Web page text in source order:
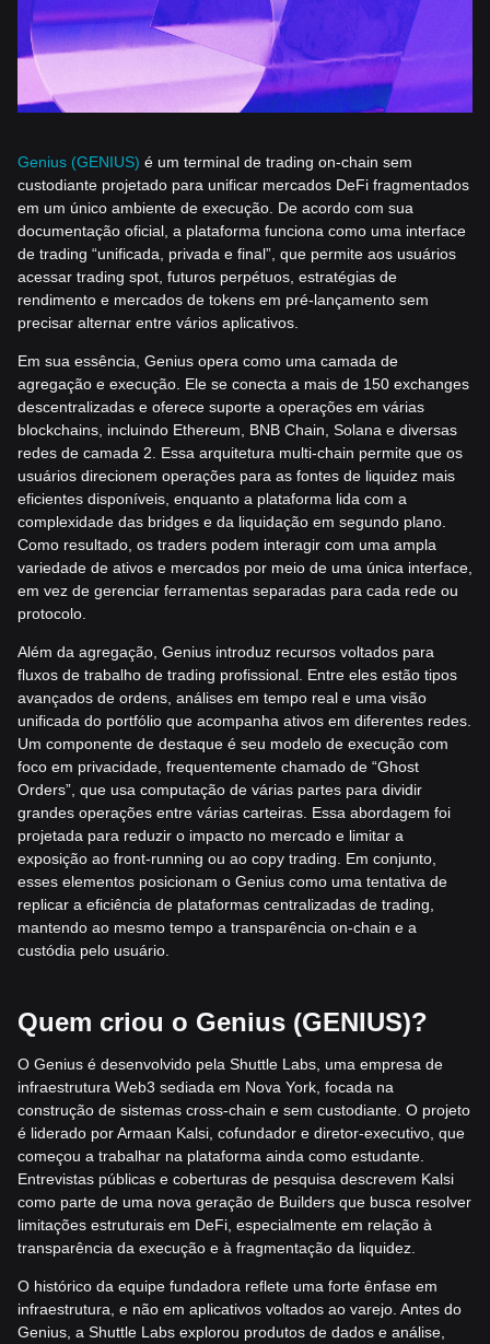
Genius (GENIUS) é um terminal de trading on-chain sem
custodiante projetado para unificar mercados DeFi fragmentados
em um único ambiente de execução. De acordo com sua
documentação oficial, a plataforma funciona como uma interface
de trading “unificada, privada e final”, que permite aos usuários
acessar trading spot, futuros perpétuos, estratégias de
rendimento e mercados de tokens em pré-lançamento sem
precisar alternar entre vários aplicativos.
Em sua essência, Genius opera como uma camada de
agregação e execução. Ele se conecta a mais de 150 exchanges
descentralizadas e oferece suporte a operações em várias
blockchains, incluindo Ethereum, BNB Chain, Solana e diversas
redes de camada 2. Essa arquitetura multi-chain permite que os
usuários direcionem operações para as fontes de liquidez mais
eficientes disponíveis, enquanto a plataforma lida com a
complexidade das bridges e da liquidação em segundo plano.
Como resultado, os traders podem interagir com uma ampla
variedade de ativos e mercados por meio de uma única interface,
em vez de gerenciar ferramentas separadas para cada rede ou
protocolo.
Além da agregação, Genius introduz recursos voltados para
fluxos de trabalho de trading profissional. Entre eles estão tipos
avançados de ordens, análises em tempo real e uma visão
unificada do portfólio que acompanha ativos em diferentes redes.
Um componente de destaque é seu modelo de execução com
foco em privacidade, frequentemente chamado de “Ghost
Orders”, que usa computação de várias partes para dividir
grandes operações entre várias carteiras. Essa abordagem foi
projetada para reduzir o impacto no mercado e limitar a
exposição ao front-running ou ao copy trading. Em conjunto,
esses elementos posicionam o Genius como uma tentativa de
replicar a eficiência de plataformas centralizadas de trading,
mantendo ao mesmo tempo a transparência on-chain e a
custódia pelo usuário.
Quem criou o Genius (GENIUS)?
O Genius é desenvolvido pela Shuttle Labs, uma empresa de
infraestrutura Web3 sediada em Nova York, focada na
construção de sistemas cross-chain e sem custodiante. O projeto
é liderado por Armaan Kalsi, cofundador e diretor-executivo, que
começou a trabalhar na plataforma ainda como estudante.
Entrevistas públicas e coberturas de pesquisa descrevem Kalsi
como parte de uma nova geração de Builders que busca resolver
limitações estruturais em DeFi, especialmente em relação à
transparência da execução e à fragmentação da liquidez.
O histórico da equipe fundadora reflete uma forte ênfase em
infraestrutura, e não em aplicativos voltados ao varejo. Antes do
Genius, a Shuttle Labs explorou produtos de dados e análise,